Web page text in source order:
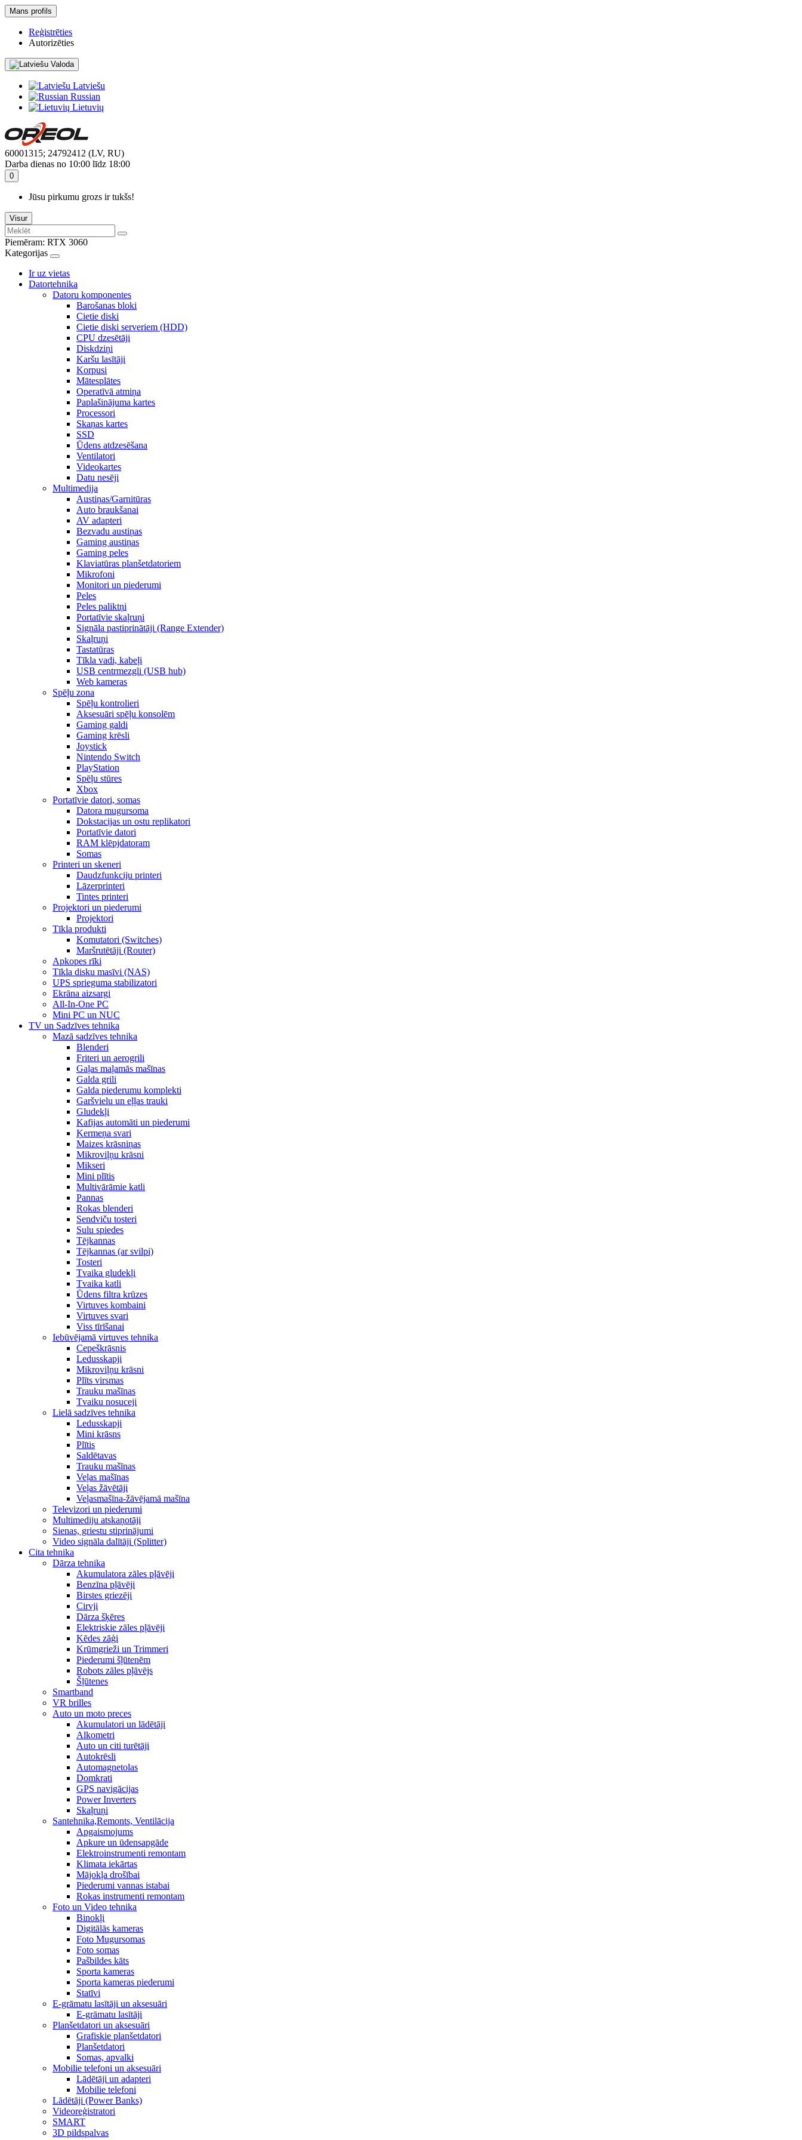
Mans profils
Reģistrēties
Autorizēties
Valoda
Latviešu
Russian
Lietuvių
60001315; 24792412 (LV, RU)
Darba dienas no 10:00 līdz 18:00
0
Jūsu pirkumu grozs ir tukšs!
Visur
Piemēram: RTX 3060
Kategorijas
Ir uz vietas
Datortehnika
Datoru komponentes
Barošanas bloki
Cietie diski
Cietie diski serveriem (HDD)
CPU dzesētāji
Diskdziņi
Karšu lasītāji
Korpusi
Mātesplātes
Operatīvā atmiņa
Paplašinājuma kartes
Processori
Skaņas kartes
SSD
Ūdens atdzesēšana
Ventilatori
Videokartes
Datu nesēji
Multimedija
Austiņas/Garnitūras
Auto braukšanai
AV adapteri
Bezvadu austiņas
Gaming austiņas
Gaming peles
Klaviatūras planšetdatoriem
Mikrofoni
Monitori un piederumi
Peles
Peles paliktņi
Portatīvie skaļruņi
Signāla pastiprinātāji (Range Extender)
Skaļruņi
Tastatūras
Tīkla vadi, kabeļi
USB centrmezgli (USB hub)
Web kameras
Spēļu zona
Spēļu kontrolieri
Aksesuāri spēļu konsolēm
Gaming galdi
Gaming krēsli
Joystick
Nintendo Switch
PlayStation
Spēļu stūres
Xbox
Portatīvie datori, somas
Datora mugursoma
Dokstacijas un ostu replikatori
Portatīvie datori
RAM klēpjdatoram
Somas
Printeri un skeneri
Daudzfunkciju printeri
Lāzerprinteri
Tintes printeri
Projektori un piederumi
Projektori
Tīkla produkti
Komutatori (Switches)
Maršrutētāji (Router)
Apkopes rīki
Tīkla disku masīvi (NAS)
UPS sprieguma stabilizatori
Ekrāna aizsargi
All-In-One PC
Mini PC un NUC
TV un Sadzīves tehnika
Mazā sadzīves tehnika
Blenderi
Friteri un aerogrili
Gaļas maļamās mašīnas
Galda grili
Galda piederumu komplekti
Garšvielu un eļļas trauki
Gludekļi
Kafijas automāti un piederumi
Ķermeņa svari
Maizes krāsniņas
Mikroviļņu krāsni
Mikseri
Mini plītis
Multivārāmie katli
Pannas
Rokas blenderi
Sendviču tosteri
Sulu spiedes
Tējkannas
Tējkannas (ar svilpi)
Tosteri
Tvaika gludekļi
Tvaika katli
Ūdens filtra krūzes
Virtuves kombaini
Virtuves svari
Viss tīrīšanai
Iebūvējamā virtuves tehnika
Cepeškrāsnis
Ledusskapji
Mikroviļņu krāsni
Plīts virsmas
Trauku mašīnas
Tvaiku nosuceji
Lielā sadzīves tehnika
Ledusskapji
Mini krāsns
Plītis
Saldētavas
Trauku mašīnas
Veļas mašīnas
Veļas žāvētāji
Veļasmašīna-žāvējamā mašīna
Televizori un piederumi
Multimediju atskaņotāji
Sienas, griestu stiprinājumi
Video signāla dalītāji (Splitter)
Cita tehnika
Dārza tehnika
Akumulatora zāles pļāvēji
Benzīna pļāvēji
Birstes griezēji
Cirvji
Dārza šķēres
Elektriskie zāles pļāvēji
Ķēdes zāģi
Krūmgrieži un Trimmeri
Piederumi šļūtenēm
Robots zāles pļāvējs
Šļūtenes
Smartband
VR brilles
Auto un moto preces
Akumulatori un lādētāji
Alkometri
Auto un citi turētāji
Autokrēsli
Automagnetolas
Domkrati
GPS navigācijas
Power Inverters
Skaļruņi
Santehnika,Remonts, Ventilācija
Apgaismojums
Apkure un ūdensapgāde
Elektroinstrumenti remontam
Klimata iekārtas
Mājokļa drošībai
Piederumi vannas istabai
Rokas instrumenti remontam
Foto un Video tehnika
Binokļi
Digitālās kameras
Foto Mugursomas
Foto somas
Pašbildes kāts
Sporta kameras
Sporta kameras piederumi
Statīvi
E-grāmatu lasītāji un aksesuāri
E-grāmatu lasītāji
Planšetdatori un aksesuāri
Grafiskie planšetdatori
Planšetdatori
Somas, apvalki
Mobilie telefoni un aksesuāri
Lādētāji un adapteri
Mobilie telefoni
Lādētāji (Power Banks)
Videoreģistratori
SMART
3D pildspalvas